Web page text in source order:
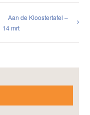
Aan de Kloostertafel –
14 mrt